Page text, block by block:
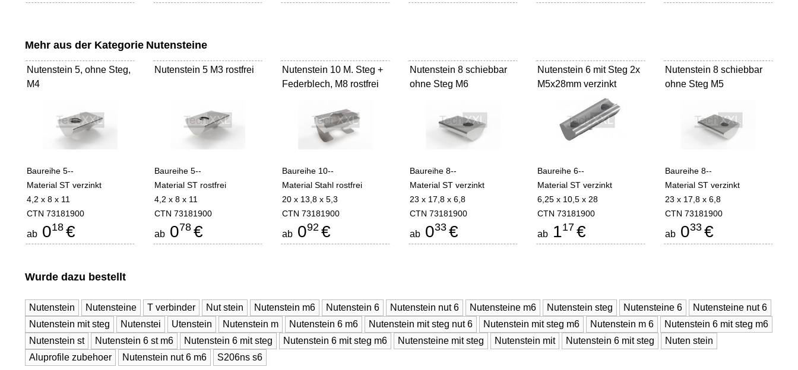
Mehr aus der Kategorie Nutensteine
Nutenstein 5, ohne Steg,
M4
Baureihe 5--
Material ST verzinkt
4,2 x 8 x 11
CTN 73181900
ab 018 €
Nutenstein 5 M3 rostfrei
Baureihe 5--
Material ST rostfrei
4,2 x 8 x 11
CTN 73181900
ab 078 €
Nutenstein 10 M. Steg +
Federblech, M8 rostfrei
Baureihe 10--
Material Stahl rostfrei
20 x 13,8 x 5,3
CTN 73181900
ab 092 €
Nutenstein 8 schiebbar
ohne Steg M6
Baureihe 8--
Material ST verzinkt
23 x 17,8 x 6,8
CTN 73181900
ab 033 €
Nutenstein 6 mit Steg 2x
M5x28mm verzinkt
Baureihe 6--
Material ST verzinkt
6,25 x 10,5 x 28
CTN 73181900
ab 117 €
Nutenstein 8 schiebbar
ohne Steg M5
Baureihe 8--
Material ST verzinkt
23 x 17,8 x 6,8
CTN 73181900
ab 033 €
Wurde dazu bestellt
Nutenstein Nutensteine T verbinder Nut stein Nutenstein m6 Nutenstein 6 Nutenstein nut 6 Nutensteine m6 Nutenstein steg Nutensteine 6
Nutensteine nut 6
Nutenstein mit steg
Nutenstei Utenstein Nutenstein m Nutenstein 6 m6 Nutenstein mit steg nut 6 Nutenstein mit steg m6 Nutenstein m 6
Nutenstein 6 mit steg m6
Nutenstein st
Nutenstein 6 st m6 Nutenstein 6 mit steg Nutenstein 6 mit steg m6 Nutensteine mit steg Nutenstein mit Nutenstein 6 mit steg
Nuten stein
Aluprofile zubehoer
Nutenstein nut 6 m6 S206ns s6